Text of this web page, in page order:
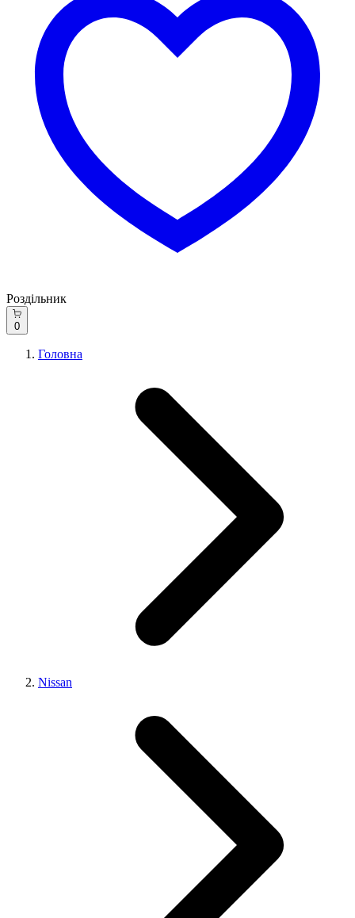
Роздільник
0
Головна
Nissan